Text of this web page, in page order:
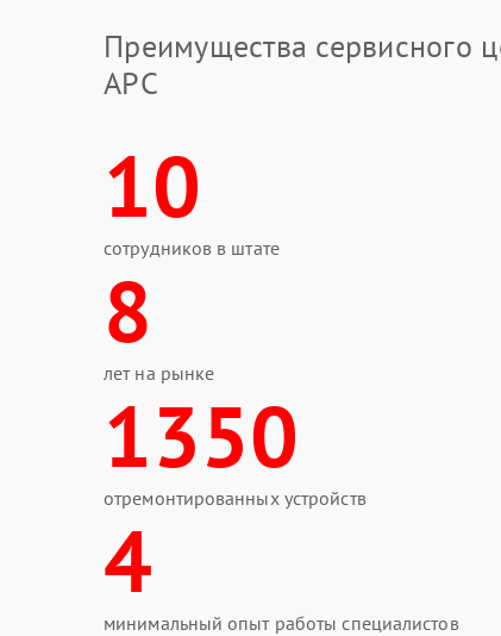
Преимущества сервисного
APC
10
сотрудников в штате
8
лет на рынке
1350
отремонтированных устройств
4
минимальный опыт работы специалистов